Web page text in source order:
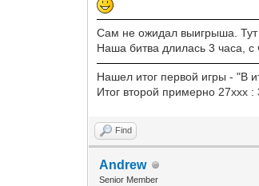
Сам не ожидал выигрыша. Тут
Наша битва длилась 3 часа,
Нашел итог первой игры - "В
Итог второй примерно 27ххх
Find
Andrew
Senior Member